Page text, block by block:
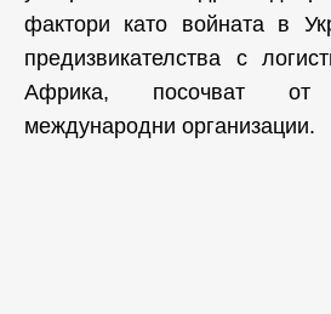
фактори като войната в
предизвикателства с
Африка, посочват от
международни организации.